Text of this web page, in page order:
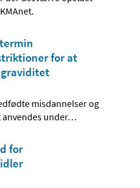
for at
misdannelser og
under…
for